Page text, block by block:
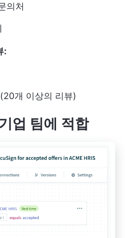
의처
:
개 이상의 리뷰)
업 팀에 적합